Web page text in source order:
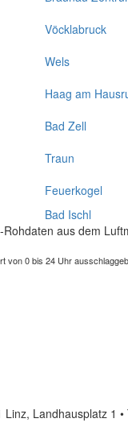
Vöcklabruck
Wels
Haag am
Bad Zell
Traun
Feuerkogel
Bad Ischl
aus dem
von 0 bis 24 Uhr
Landhausplatz 1